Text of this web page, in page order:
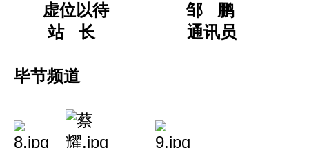
虚位以待 邹 鹏
站 长 通讯员
毕节频道